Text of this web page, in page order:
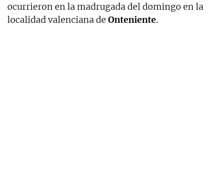
ocurrieron en la madrugada del domingo en la
localidad valenciana de Onteniente.